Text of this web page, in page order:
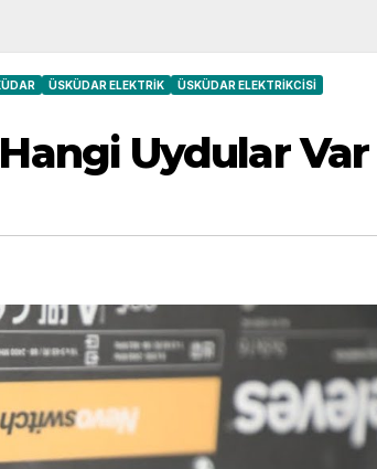
ÜSKÜDAR ELEKTRIK
ÜSKÜDAR ELEKTRIKCISI
Uydular Var